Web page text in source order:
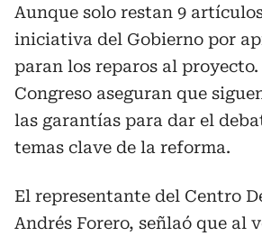
Aunque solo restan 9
iniciativa del Gobierno por
paran los reparos al proyecto.
Congreso aseguran que
las garantías para dar el
temas clave de la reforma.
El representante del Centro
Andrés Forero, señlaó que al